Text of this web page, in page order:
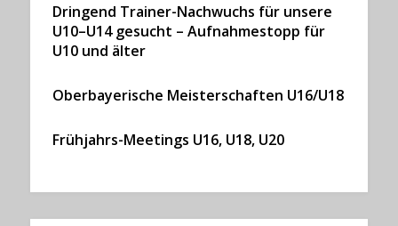
Dringend Trainer-Nachwuchs für unsere
U10–U14 gesucht – Aufnahmestopp für
U10 und älter
Oberbayerische Meisterschaften U16/U18
Frühjahrs-Meetings U16, U18, U20